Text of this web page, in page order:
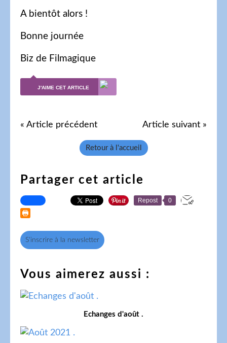
A bientôt alors !
Bonne journée
Biz de Filmagique
J'AIME CET ARTICLE
« Article précédent Article suivant »
Retour à l'accueil
Partager cet article
Repost 0
S'inscrire à la newsletter
Vous aimerez aussi :
Echanges d'août .